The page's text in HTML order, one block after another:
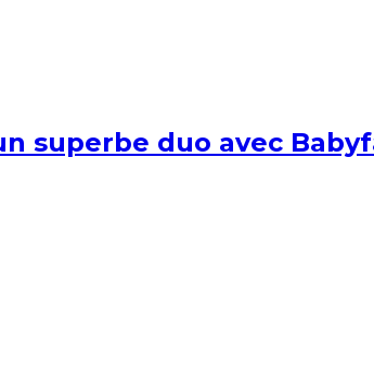
superbe duo avec